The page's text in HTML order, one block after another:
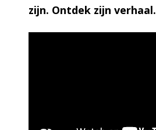
zijn. Ontdek zijn verhaal.